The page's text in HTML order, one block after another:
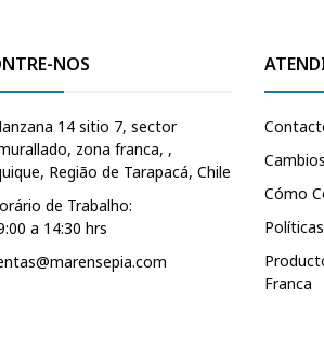
NOS
14 sitio 7, sector
zona franca, ,
Região de Tarapacá, Chile
de Trabalho:
a 14:30 hrs
Cómo
Franca